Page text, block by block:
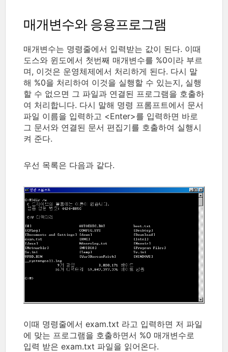
매개변수와 응용프로그램
매개변수는 명령줄에서 입력받는 값이 된다. 이때
도스와 윈도에서 첫번째 매개변수를 %0이라 부르
며, 이것은 운영체제에서 처리하게 된다. 다시 말
해 %0을 처리하여 이것을 실행할 수 있는지, 실행
할 수 없으면 그 파일과 연결된 프로그램을 호출하
여 처리합니다. 다시 말해 명령 프롬프트에서 문서
파일 이름을 입력하고 <Enter>를 입력하면 바로
그 문서와 연결된 문서 편집기를 호출하여 실행시
켜 준다.
우선 목록은 다음과 같다.
이때 명령줄에서 exam.txt 라고 입력하면 저 파일
에 맞는 프로그램을 호출하면서 %0 매개변수로
입력 받은 exam.txt 파일을 읽어온다.